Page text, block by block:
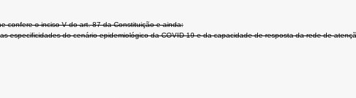
confere o inciso V do art. 87 da Constituição e ainda:
especificidades do cenário epidemiológico da COVID-19 e da capacidade de resposta da rede de